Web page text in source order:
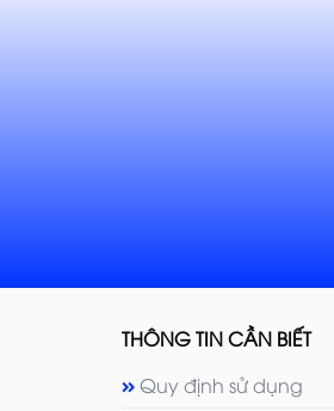
THÔNG TIN CẦN BIẾT
Quy định sử dụng